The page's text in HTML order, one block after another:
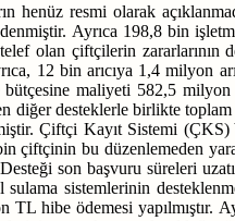
henüz resmi olarak
Ayrıca 198,8 bin
olan çiftçilerin zararlarının
12 bin arıcıya 1,4 milyon
bütçesine maliyeti 582,5
diğer desteklerle birlikte
Çiftçi Kayıt Sistemi (ÇKS)
çiftçinin bu düzenlemeden
son başvuru süreleri
sulama sistemlerinin
TL hibe ödemesi yapılmıştır.